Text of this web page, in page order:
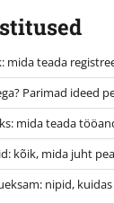
mida teada
Parimad ideed
mida teada
kõik, mida juht
nipid,